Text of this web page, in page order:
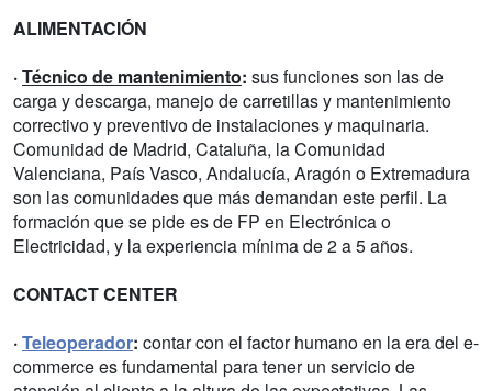
ALIMENTACIÓN
·Técnico de mantenimiento: sus funciones son las de
carga y descarga, manejo de carretillas y mantenimiento
correctivo y preventivo de instalaciones y maquinaria.
Comunidad de Madrid, Cataluña, la Comunidad
Valenciana, País Vasco, Andalucía, Aragón o Extremadura
son las comunidades que más demandan este perfil. La
formación que se pide es de FP en Electrónica o
Electricidad, y la experiencia mínima de 2 a 5 años.
CONTACT CENTER
·Teleoperador: contar con el factor humano en la era del e-
commerce es fundamental para tener un servicio de